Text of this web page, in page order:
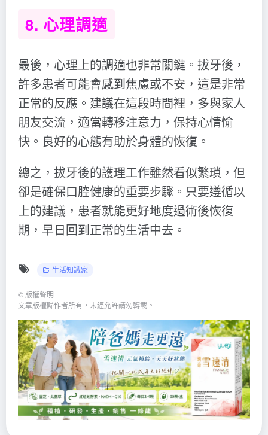
8. 心理調適
最後，心理上的調適也非常關鍵。拔牙後，
許多患者可能會感到焦慮或不安，這是非常
正常的反應。建議在這段時間裡，多與家人
朋友交流，適當轉移注意力，保持心情愉
快。良好的心態有助於身體的恢復。
總之，拔牙後的護理工作雖然看似繁瑣，但
卻是確保口腔健康的重要步驟。只要遵循以
上的建議，患者就能更好地度過術後恢復
期，早日回到正常的生活中去。
生活知識家
© 版權聲明
文章版權歸作者所有，未經允許請勿轉載。